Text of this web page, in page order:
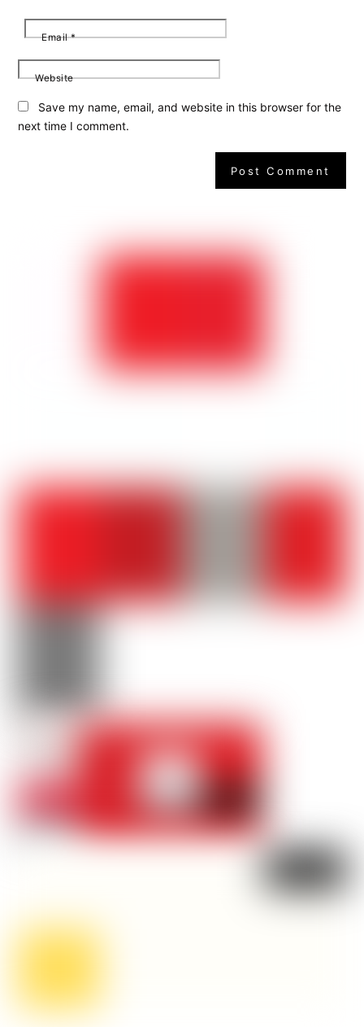
Email*
Website
Save my name, email, and website in this browser for the
next time I comment.